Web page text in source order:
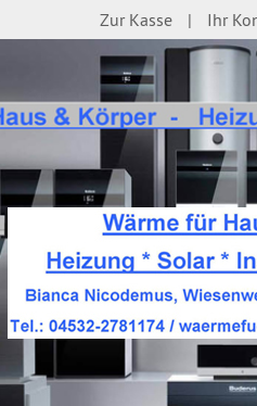
Zur Kasse Ihr